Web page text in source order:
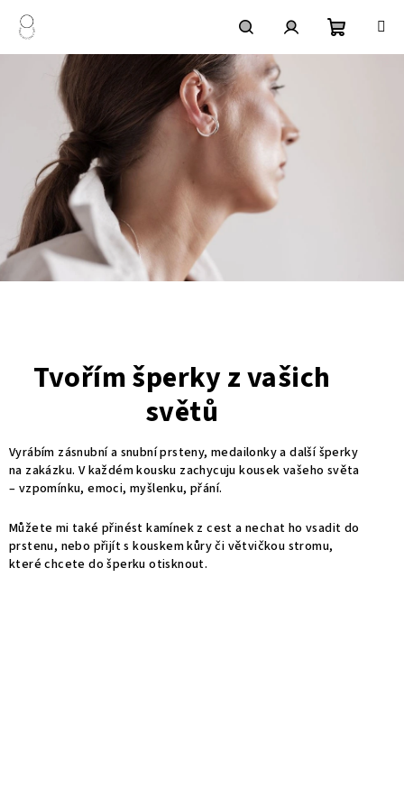
obsah
HledatPřihlášeníNákupní
Tvořím šperky z vašich
světů
Vyrábím zásnubní a snubní prsteny, medailonky a další šperky
na zakázku. V každém kousku zachycuju kousek vašeho světa
– vzpomínku, emoci, myšlenku, přání.
Můžete mi také přinést kamínek z cest a nechat ho vsadit do
prstenu, nebo přijít s kouskem kůry či větvičkou stromu,
které chcete do šperku otisknout.